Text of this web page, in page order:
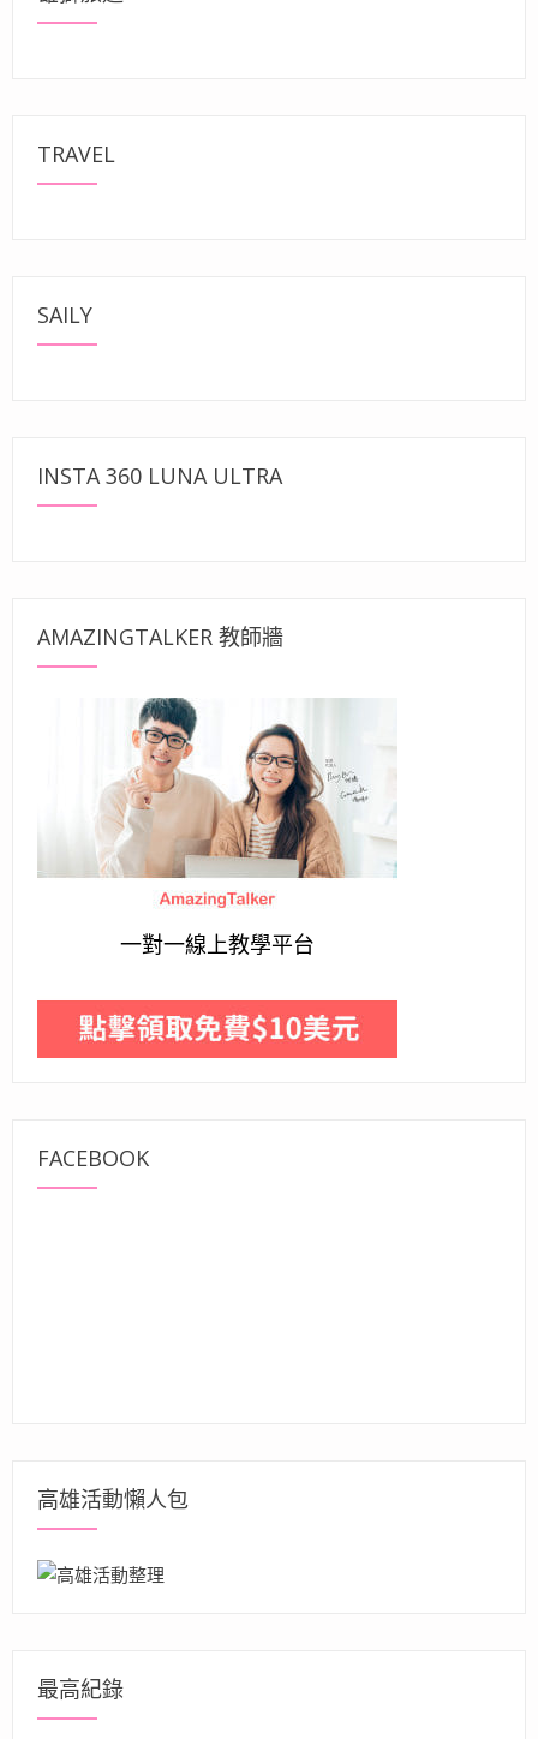
TRAVEL
SAILY
INSTA 360 LUNA ULTRA
AMAZINGTALKER 教師牆
一對一線上教學平台
FACEBOOK
高雄活動懶人包
最高紀錄